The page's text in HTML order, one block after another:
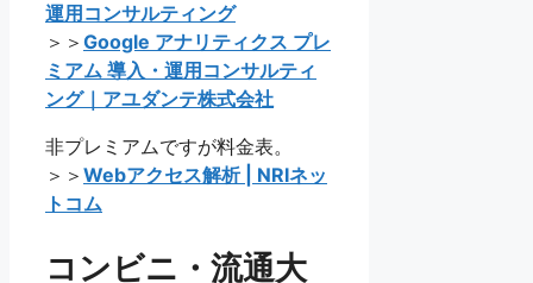
運用コンサルティング
＞＞ Google アナリティクス プレ
ミアム 導入・運用コンサルティ
ング｜アユダンテ株式会社
非プレミアムですが料金表。
＞＞ Webアクセス解析 | NRIネッ
トコム
コンビニ・流通大